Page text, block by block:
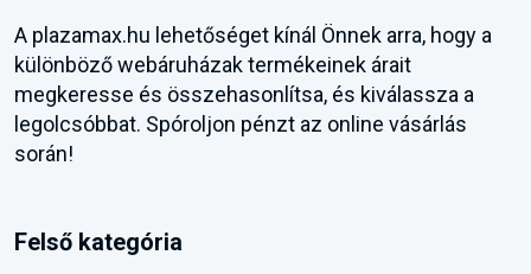
A plazamax.hu lehetőséget kínál Önnek arra, hogy a
különböző webáruházak termékeinek árait
megkeresse és összehasonlítsa, és kiválassza a
legolcsóbbat. Spóroljon pénzt az online vásárlás
során!
Felső kategória